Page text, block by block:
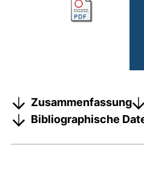
Zusammenfassung
Bibliographische